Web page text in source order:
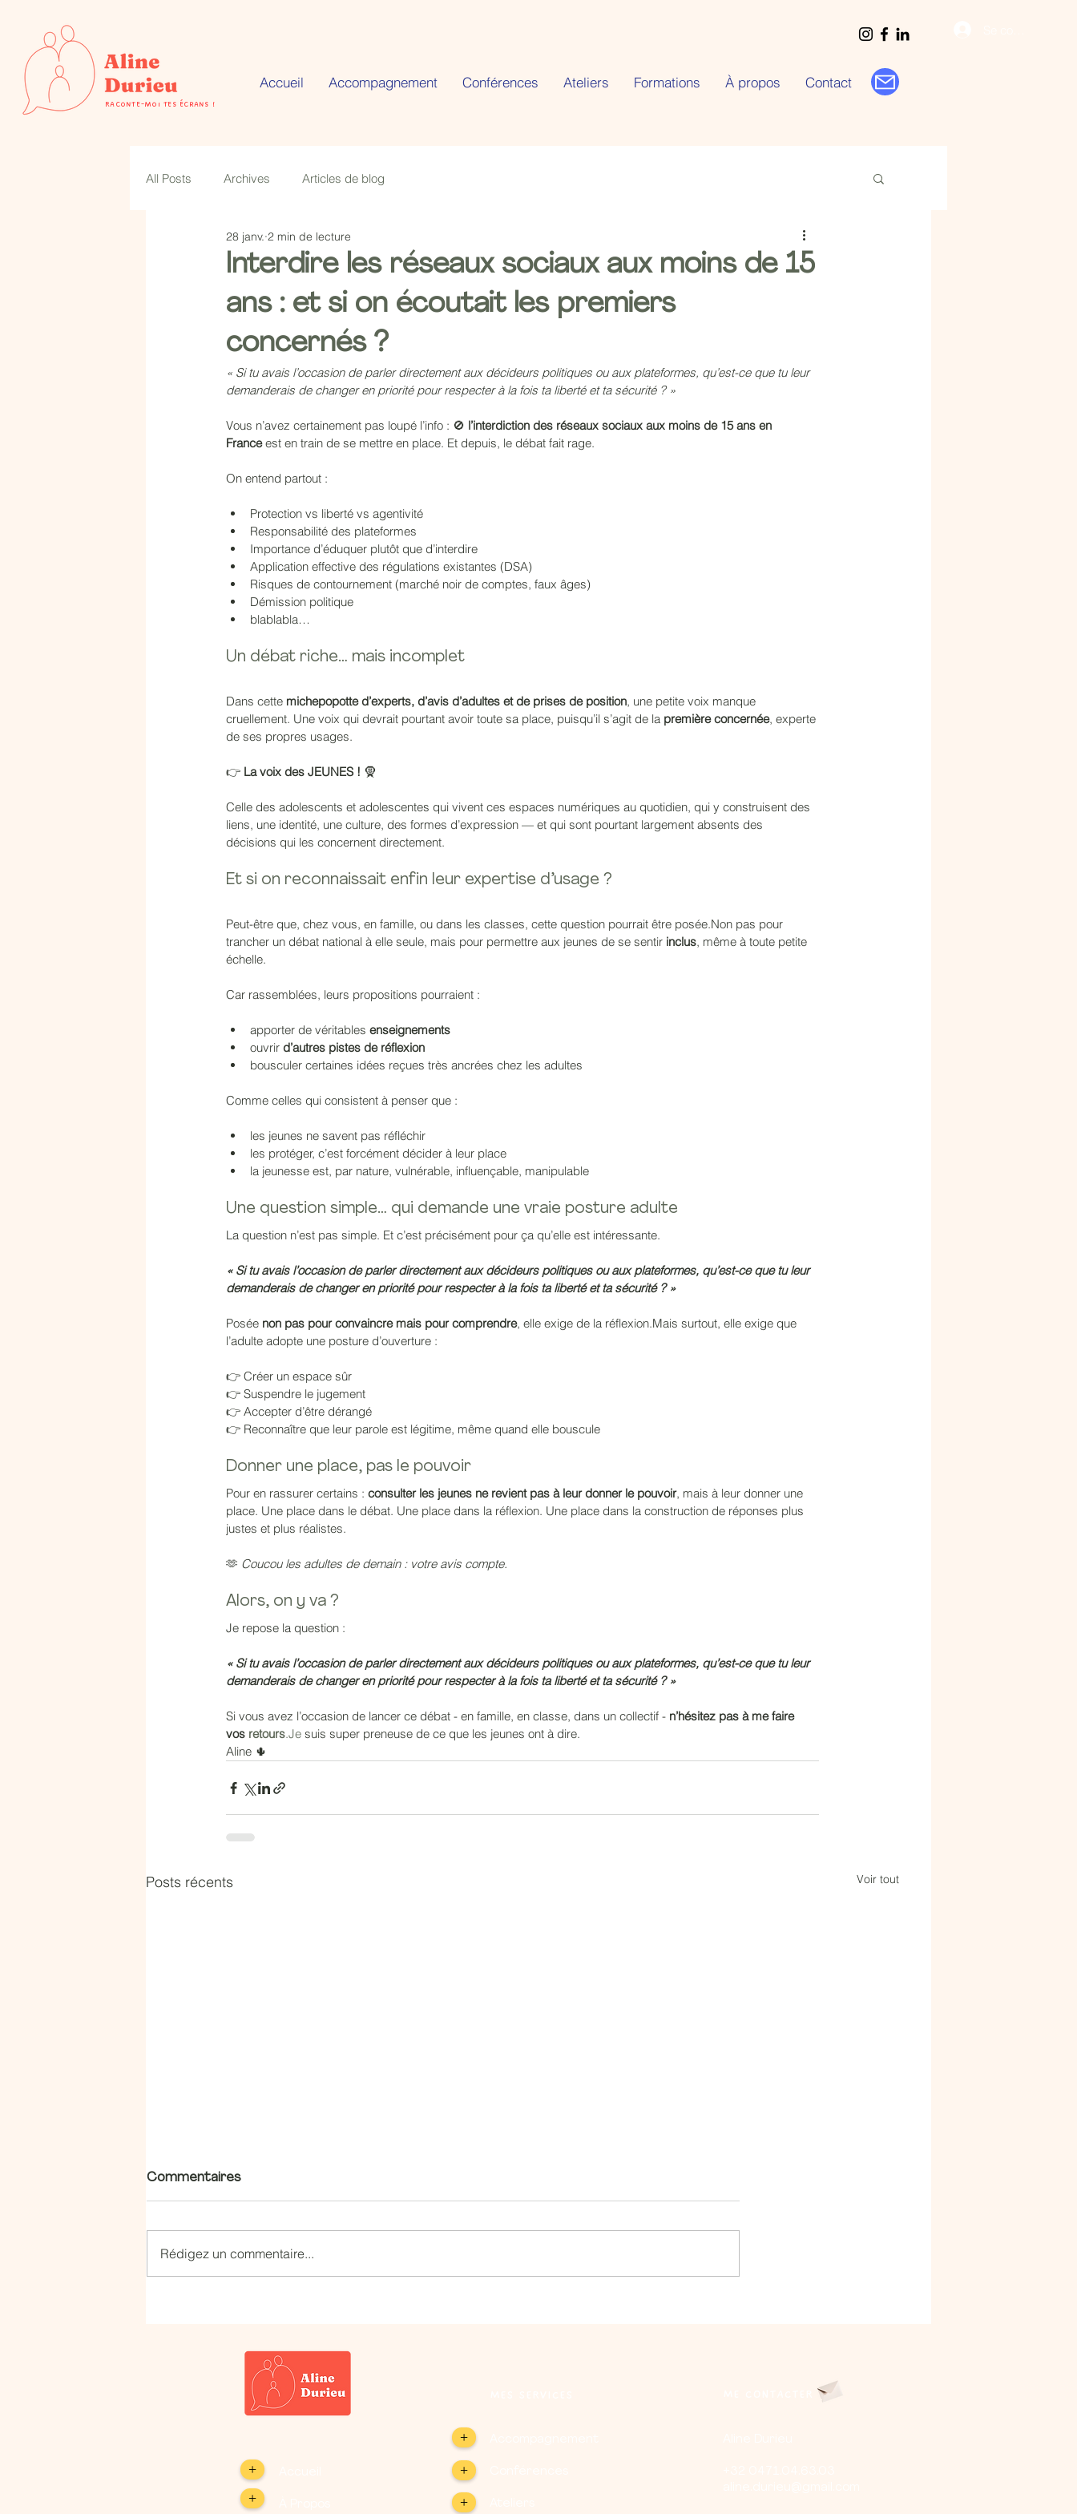
Raconte-moi tes écrans !
Accueil Accompagnement Conférences Ateliers Formations À propos Contact
All Posts Archives Articles de blog
Interdire les réseaux sociaux aux moins de 15
ans : et si on écoutait les premiers
concernés ?
28 janv. 2 min de lecture
« Si tu avais l’occasion de parler directement aux décideurs politiques ou aux plateformes, qu’est-ce que tu leur
demanderais de changer en priorité pour respecter à la fois ta liberté et ta sécurité ? »
Vous n’avez certainement pas loupé l’info : 🚫 l’interdiction des réseaux sociaux aux moins de 15 ans en
France est en train de se mettre en place. Et depuis, le débat fait rage.
On entend partout :
Protection vs liberté vs agentivité
Responsabilité des plateformes
Importance d’éduquer plutôt que d’interdire
Application effective des régulations existantes (DSA)
Risques de contournement (marché noir de comptes, faux âges)
Démission politique
blablabla…
Un débat riche… mais incomplet
Dans cette michepopotte d’experts, d’avis d’adultes et de prises de position, une petite voix manque
cruellement. Une voix qui devrait pourtant avoir toute sa place, puisqu’il s’agit de la première concernée, experte
de ses propres usages.
👉 La voix des JEUNES ! 🧕
Celle des adolescents et adolescentes qui vivent ces espaces numériques au quotidien, qui y construisent des
liens, une identité, une culture, des formes d’expression — et qui sont pourtant largement absents des
décisions qui les concernent directement.
Et si on reconnaissait enfin leur expertise d’usage ?
Peut-être que, chez vous, en famille, ou dans les classes, cette question pourrait être posée.Non pas pour
trancher un débat national à elle seule, mais pour permettre aux jeunes de se sentir inclus, même à toute petite
échelle.
Car rassemblées, leurs propositions pourraient :
apporter de véritables enseignements
ouvrir d’autres pistes de réflexion
bousculer certaines idées reçues très ancrées chez les adultes
Comme celles qui consistent à penser que :
les jeunes ne savent pas réfléchir
les protéger, c’est forcément décider à leur place
la jeunesse est, par nature, vulnérable, influençable, manipulable
Une question simple… qui demande une vraie posture adulte
La question n’est pas simple. Et c’est précisément pour ça qu’elle est intéressante.
« Si tu avais l’occasion de parler directement aux décideurs politiques ou aux plateformes, qu’est-ce que tu leur
demanderais de changer en priorité pour respecter à la fois ta liberté et ta sécurité ? »
Posée non pas pour convaincre mais pour comprendre, elle exige de la réflexion.Mais surtout, elle exige que
l’adulte adopte une posture d’ouverture :
👉 Créer un espace sûr
👉 Suspendre le jugement
👉 Accepter d’être dérangé
👉 Reconnaître que leur parole est légitime, même quand elle bouscule
Donner une place, pas le pouvoir
Pour en rassurer certains : consulter les jeunes ne revient pas à leur donner le pouvoir, mais à leur donner une
place. Une place dans le débat. Une place dans la réflexion. Une place dans la construction de réponses plus
justes et plus réalistes.
🫶 Coucou les adultes de demain : votre avis compte.
Alors, on y va ?
Je repose la question :
« Si tu avais l’occasion de parler directement aux décideurs politiques ou aux plateformes, qu’est-ce que tu leur
demanderais de changer en priorité pour respecter à la fois ta liberté et ta sécurité ? »
Si vous avez l’occasion de lancer ce débat - en famille, en classe, dans un collectif - n’hésitez pas à me faire
vos retours.Je suis super preneuse de ce que les jeunes ont à dire.
Aline 🌵
Posts récents Voir tout
Commentaires
Rédigez un commentaire...
+
+
+
+
+